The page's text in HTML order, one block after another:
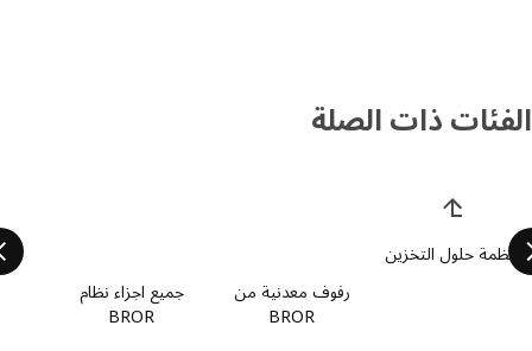
ذات الصلة
حلول التخزين
رفوف معدنية من
BROR
جميع اجزاء نظام
BROR